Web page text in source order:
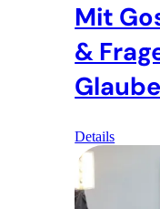
Mit
&
Details